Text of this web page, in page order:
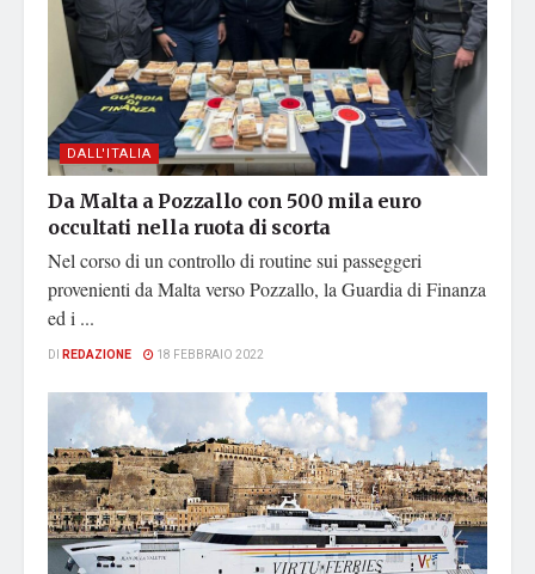
DALL'ITALIA
Da Malta a Pozzallo con 500 mila euro
occultati nella ruota di scorta
Nel corso di un controllo di routine sui passeggeri
provenienti da Malta verso Pozzallo, la Guardia di Finanza
ed i ...
DI REDAZIONE 18 FEBBRAIO 2022